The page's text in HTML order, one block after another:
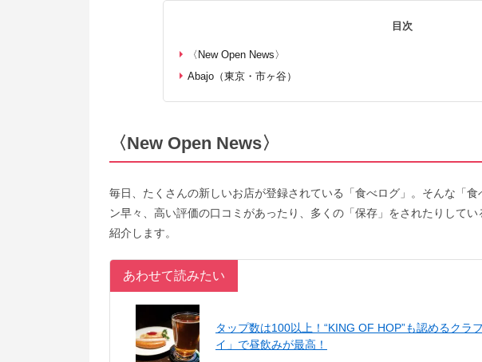
目次
〈New Open News〉
Abajo（東京・市ヶ谷）
〈New Open News〉
毎日、たくさんの新しいお店が登録されている「食べログ」。そんな「
ン早々、高い評価の口コミがあったり、多くの「保存」をされたりして
紹介します。
あわせて読みたい
タップ数は100以上！“KING OF HOP”も認めるクラ
イ」で昼飲みが最高！